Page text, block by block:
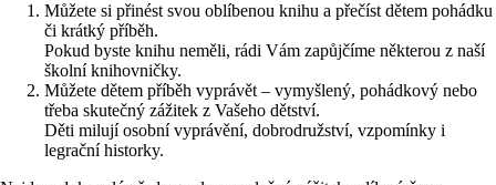
Můžete si přinést svou oblíbenou knihu a přečíst dětem pohádku
či krátký příběh.
Pokud byste knihu neměli, rádi Vám zapůjčíme některou z naší
školní knihovničky.
Můžete dětem příběh vyprávět – vymyšlený, pohádkový nebo
třeba skutečný zážitek z Vašeho dětství.
Děti milují osobní vyprávění, dobrodružství, vzpomínky i
legrační historky.